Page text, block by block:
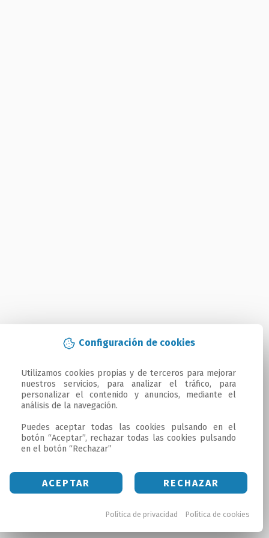
Configuración de cookies
Utilizamos cookies propias y de terceros para mejorar
nuestros servicios, para analizar el tráfico, para
personalizar el contenido y anuncios, mediante el
análisis de la navegación.
Puedes aceptar todas las cookies pulsando en el
botón “Aceptar”, rechazar todas las cookies pulsando
en el botón “Rechazar”
ACEPTAR RECHAZAR
Política de privacidad Política de cookies